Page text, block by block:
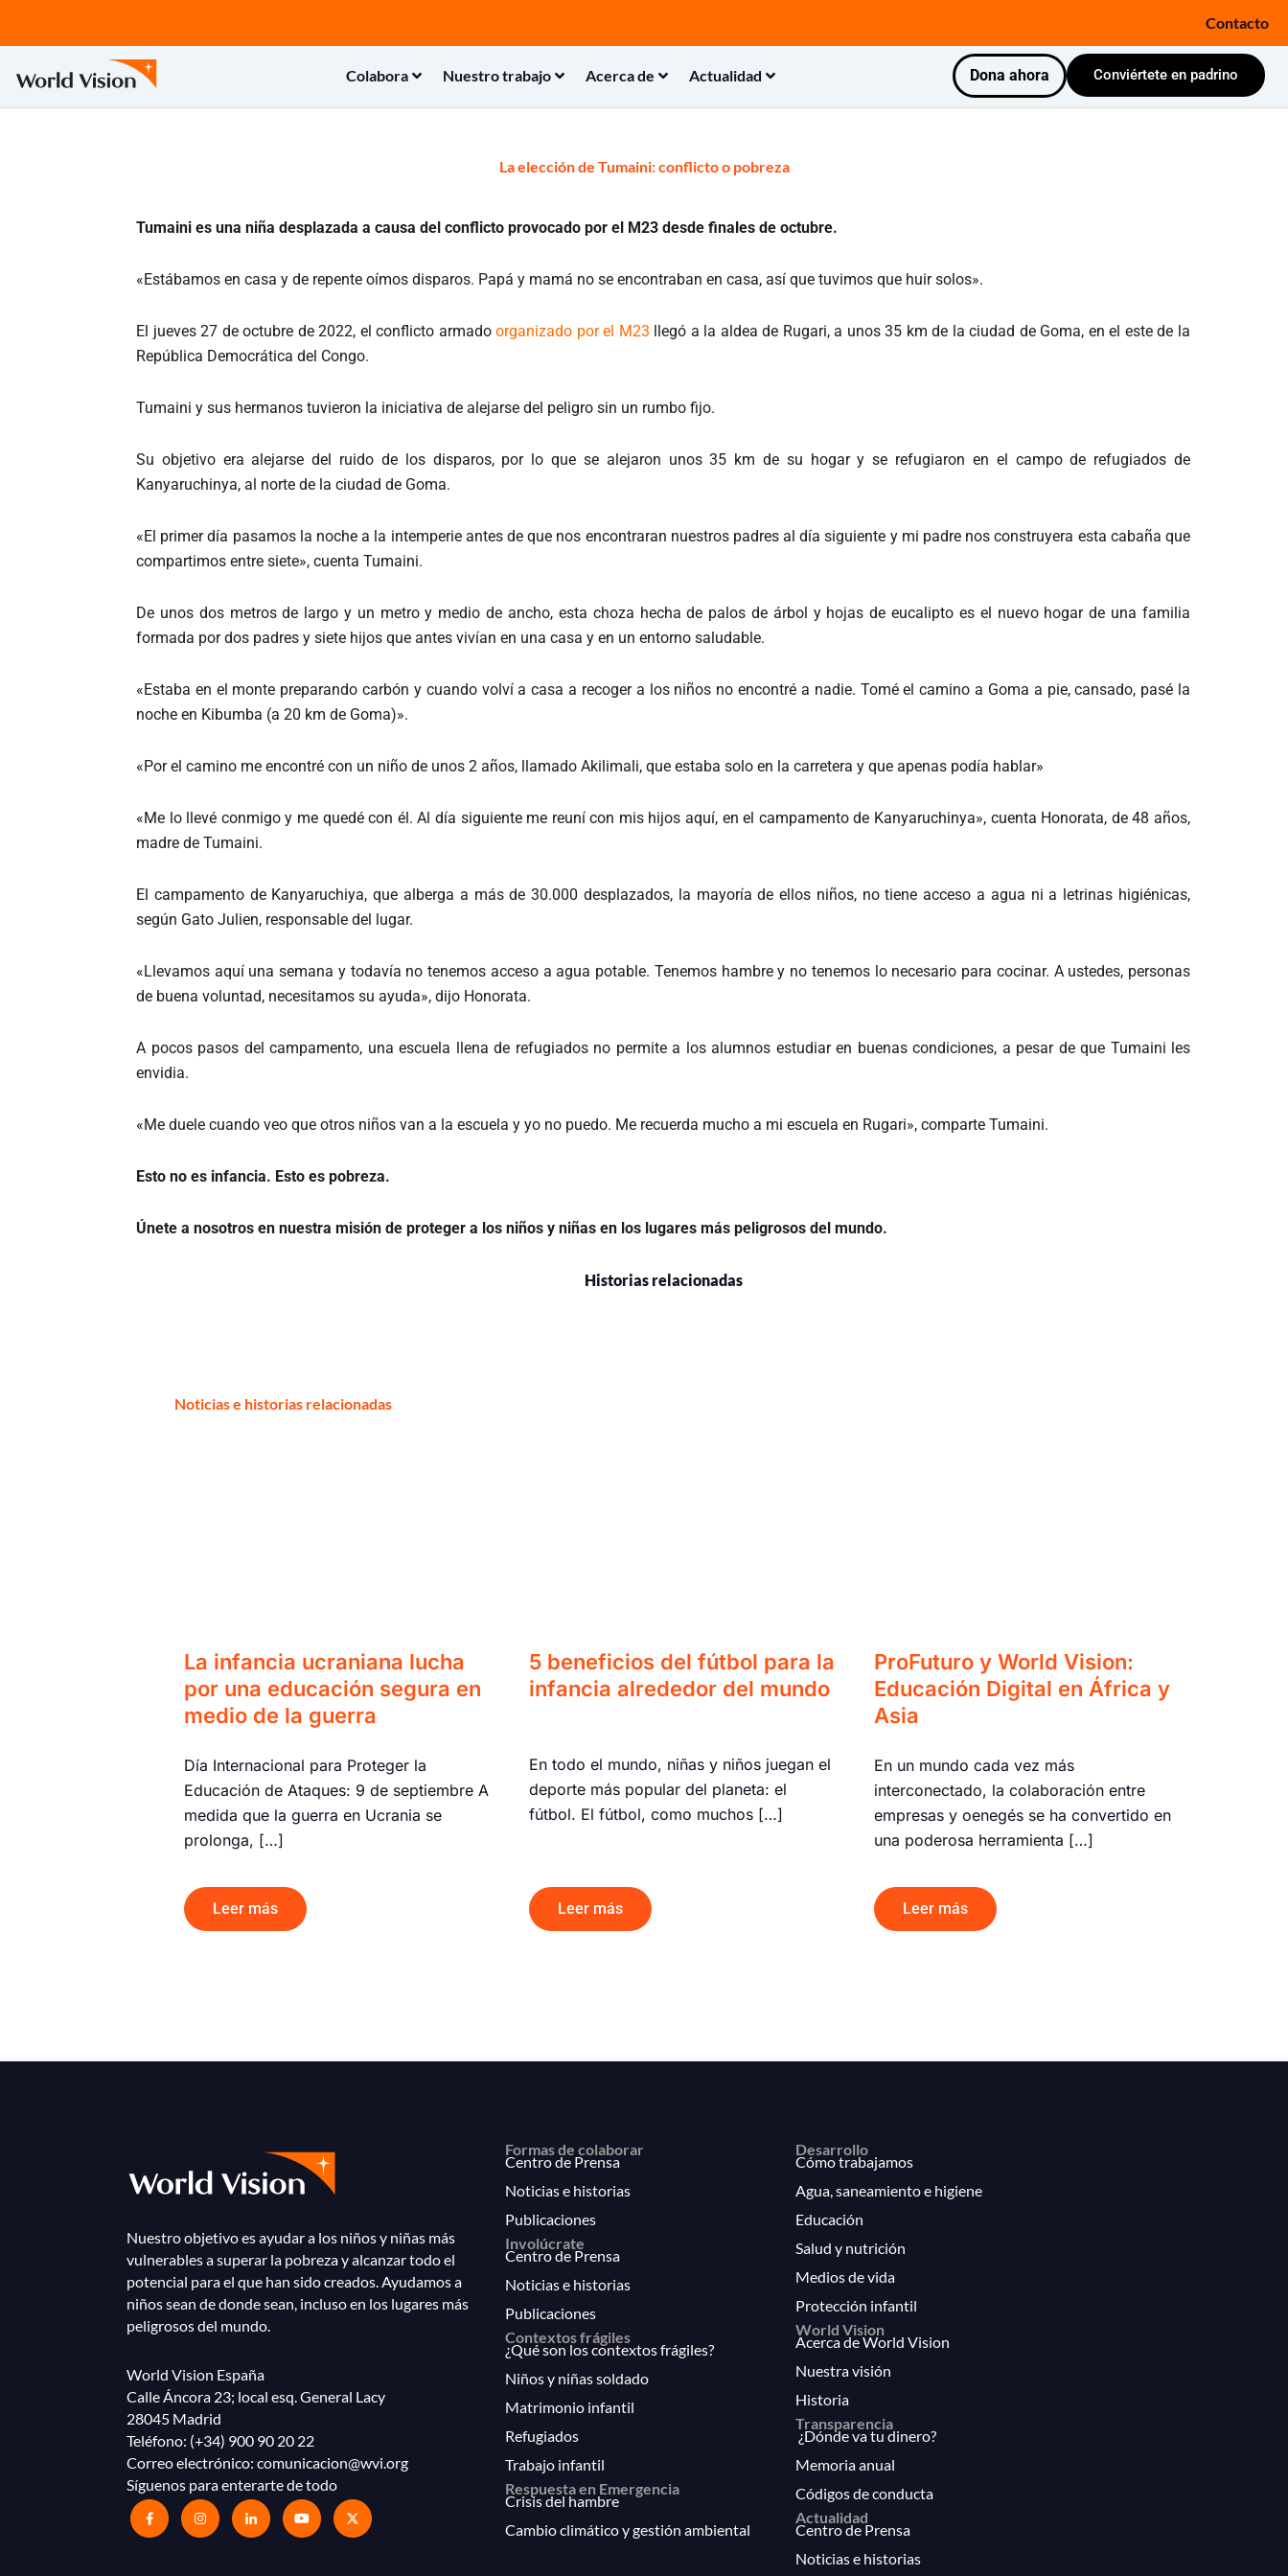
Contacto
Colabora Nuestro trabajo Acerca de Actualidad Dona ahora Conviértete en padrino
La elección de Tumaini: conflicto o pobreza
Tumaini es una niña desplazada a causa del conflicto provocado por el M23 desde finales de octubre.
«Estábamos en casa y de repente oímos disparos. Papá y mamá no se encontraban en casa, así que tuvimos que huir solos».
El jueves 27 de octubre de 2022, el conflicto armadoorganizado por el M23 llegó a la aldea de Rugari, a unos 35 km de la ciudad de Goma, en el este de la
República Democrática del Congo.
Tumaini y sus hermanos tuvieron la iniciativa de alejarse del peligro sin un rumbo fijo.
Su objetivo era alejarse del ruido de los disparos, por lo que se alejaron unos 35 km de su hogar y se refugiaron en el campo de refugiados de
Kanyaruchinya, al norte de la ciudad de Goma.
«El primer día pasamos la noche a la intemperie antes de que nos encontraran nuestros padres al día siguiente y mi padre nos construyera esta cabaña que
compartimos entre siete», cuenta Tumaini.
De unos dos metros de largo y un metro y medio de ancho, esta choza hecha de palos de árbol y hojas de eucalipto es el nuevo hogar de una familia
formada por dos padres y siete hijos que antes vivían en una casa y en un entorno saludable.
«Estaba en el monte preparando carbón y cuando volví a casa a recoger a los niños no encontré a nadie. Tomé el camino a Goma a pie, cansado, pasé la
noche en Kibumba (a 20 km de Goma)».
«Por el camino me encontré con un niño de unos 2 años, llamado Akilimali, que estaba solo en la carretera y que apenas podía hablar»
«Me lo llevé conmigo y me quedé con él. Al día siguiente me reuní con mis hijos aquí, en el campamento de Kanyaruchinya», cuenta Honorata, de 48 años,
madre de Tumaini.
El campamento de Kanyaruchiya, que alberga a más de 30.000 desplazados, la mayoría de ellos niños, no tiene acceso a agua ni a letrinas higiénicas,
según Gato Julien, responsable del lugar.
«Llevamos aquí una semana y todavía no tenemos acceso a agua potable. Tenemos hambre y no tenemos lo necesario para cocinar. A ustedes, personas
de buena voluntad, necesitamos su ayuda», dijo Honorata.
A pocos pasos del campamento, una escuela llena de refugiados no permite a los alumnos estudiar en buenas condiciones, a pesar de que Tumaini les
envidia.
«Me duele cuando veo que otros niños van a la escuela y yo no puedo. Me recuerda mucho a mi escuela en Rugari», comparte Tumaini.
Esto no es infancia. Esto es pobreza.
Únete a nosotros en nuestra misión de proteger a los niños y niñas en los lugares más peligrosos del mundo.
Historias relacionadas
Noticias e historias relacionadas
La infancia ucraniana lucha
por una educación segura en
medio de la guerra
Día Internacional para Proteger la
Educación de Ataques: 9 de septiembre A
medida que la guerra en Ucrania se
prolonga, […]
Leer más
5 beneficios del fútbol para la
infancia alrededor del mundo
En todo el mundo, niñas y niños juegan el
deporte más popular del planeta: el
fútbol. El fútbol, como muchos […]
Leer más
ProFuturo y World Vision:
Educación Digital en África y
Asia
En un mundo cada vez más
interconectado, la colaboración entre
empresas y oenegés se ha convertido en
una poderosa herramienta […]
Leer más
Nuestro objetivo es ayudar a los niños y niñas más
vulnerables a superar la pobreza y alcanzar todo el
potencial para el que han sido creados. Ayudamos a
niños sean de donde sean, incluso en los lugares más
peligrosos del mundo.
World Vision España
Calle Áncora 23; local esq. General Lacy
28045 Madrid
Teléfono: (+34) 900 90 20 22
Correo electrónico: comunicacion@wvi.org
Síguenos para enterarte de todo
Formas de colaborar
Centro de Prensa
Noticias e historias
Publicaciones
Involúcrate
Centro de Prensa
Noticias e historias
Publicaciones
Contextos frágiles
¿Qué son los contextos frágiles?
Niños y niñas soldado
Matrimonio infantil
Refugiados
Trabajo infantil
Respuesta en Emergencia
Crisis del hambre
Cambio climático y gestión ambiental
Desarrollo
Cómo trabajamos
Agua, saneamiento e higiene
Educación
Salud y nutrición
Medios de vida
Protección infantil
World Vision
Acerca de World Vision
Nuestra visión
Historia
Transparencia
¿Dónde va tu dinero?
Memoria anual
Códigos de conducta
Actualidad
Centro de Prensa
Noticias e historias